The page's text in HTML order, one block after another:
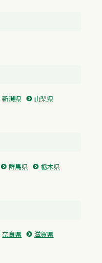
新潟県
山梨県
群馬県
栃木県
奈良県
滋賀県